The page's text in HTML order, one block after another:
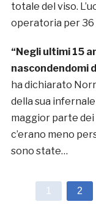
totale del viso.
operatoria per 36
“Negli ultimi 15
nascondendomi
ha dichiarato
della sua
maggior parte dei
c’erano meno
sono state…
1 2